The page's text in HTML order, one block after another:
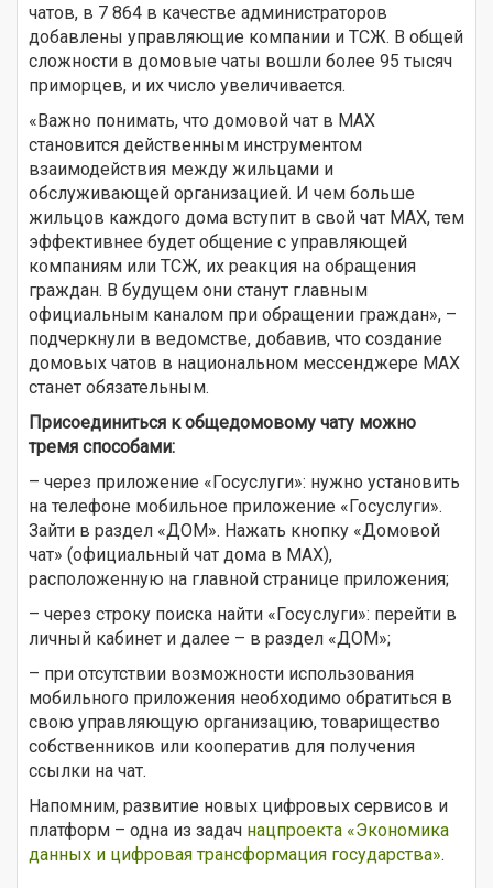
чатов, в 7 864 в качестве администраторов
добавлены управляющие компании и ТСЖ. В общей
сложности в домовые чаты вошли более 95 тысяч
приморцев, и их число увеличивается.
«Важно понимать, что домовой чат в МАХ
становится действенным инструментом
взаимодействия между жильцами и
обслуживающей организацией. И чем больше
жильцов каждого дома вступит в свой чат МАХ, тем
эффективнее будет общение с управляющей
компаниям или ТСЖ, их реакция на обращения
граждан. В будущем они станут главным
официальным каналом при обращении граждан», –
подчеркнули в ведомстве, добавив, что создание
домовых чатов в национальном мессенджере МАХ
станет обязательным.
Присоединиться к общедомовому чату можно
тремя способами:
– через приложение «Госуслуги»: нужно установить
на телефоне мобильное приложение «Госуслуги».
Зайти в раздел «ДОМ». Нажать кнопку «Домовой
чат» (официальный чат дома в МАХ),
расположенную на главной странице приложения;
– через строку поиска найти «Госуслуги»: перейти в
личный кабинет и далее – в раздел «ДОМ»;
– при отсутствии возможности использования
мобильного приложения необходимо обратиться в
свою управляющую организацию, товарищество
собственников или кооператив для получения
ссылки на чат.
Напомним, развитие новых цифровых сервисов и
платформ – одна из задач нацпроекта «Экономика
данных и цифровая трансформация государства».